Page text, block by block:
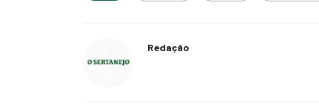
Redação